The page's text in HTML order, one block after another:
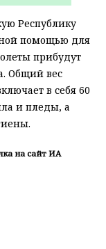
Республику
помощью для
прибудут
Общий вес
в себя 60
и пледы, а
на сайт ИА